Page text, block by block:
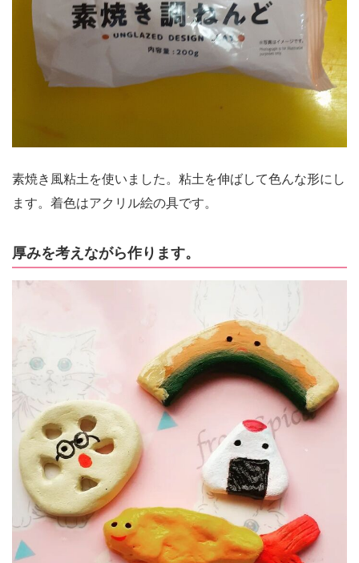
素焼き風粘土を使いました。粘土を伸ばして色んな形にし
ます。着色はアクリル絵の具です。
厚みを考えながら作ります。